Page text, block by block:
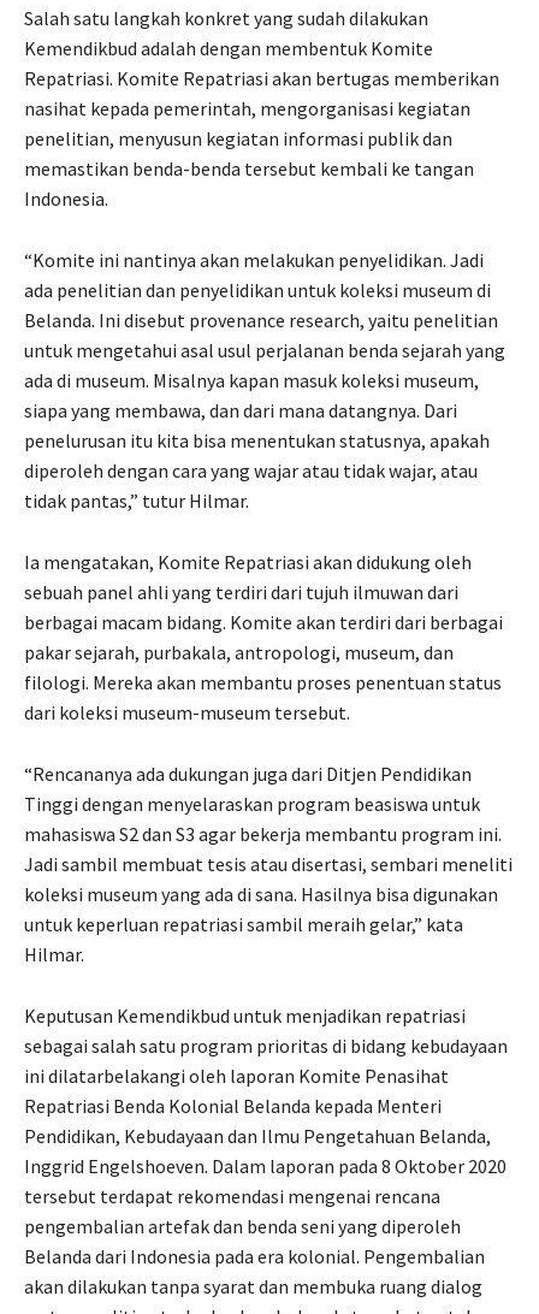
Salah satu langkah konkret yang sudah dilakukan
Kemendikbud adalah dengan membentuk Komite
Repatriasi. Komite Repatriasi akan bertugas memberikan
nasihat kepada pemerintah, mengorganisasi kegiatan
penelitian, menyusun kegiatan informasi publik dan
memastikan benda-benda tersebut kembali ke tangan
Indonesia.
“Komite ini nantinya akan melakukan penyelidikan. Jadi
ada penelitian dan penyelidikan untuk koleksi museum di
Belanda. Ini disebut provenance research, yaitu penelitian
untuk mengetahui asal usul perjalanan benda sejarah yang
ada di museum. Misalnya kapan masuk koleksi museum,
siapa yang membawa, dan dari mana datangnya. Dari
penelurusan itu kita bisa menentukan statusnya, apakah
diperoleh dengan cara yang wajar atau tidak wajar, atau
tidak pantas,” tutur Hilmar.
Ia mengatakan, Komite Repatriasi akan didukung oleh
sebuah panel ahli yang terdiri dari tujuh ilmuwan dari
berbagai macam bidang. Komite akan terdiri dari berbagai
pakar sejarah, purbakala, antropologi, museum, dan
filologi. Mereka akan membantu proses penentuan status
dari koleksi museum-museum tersebut.
“Rencananya ada dukungan juga dari Ditjen Pendidikan
Tinggi dengan menyelaraskan program beasiswa untuk
mahasiswa S2 dan S3 agar bekerja membantu program ini.
Jadi sambil membuat tesis atau disertasi, sembari meneliti
koleksi museum yang ada di sana. Hasilnya bisa digunakan
untuk keperluan repatriasi sambil meraih gelar,” kata
Hilmar.
Keputusan Kemendikbud untuk menjadikan repatriasi
sebagai salah satu program prioritas di bidang kebudayaan
ini dilatarbelakangi oleh laporan Komite Penasihat
Repatriasi Benda Kolonial Belanda kepada Menteri
Pendidikan, Kebudayaan dan Ilmu Pengetahuan Belanda,
Inggrid Engelshoeven. Dalam laporan pada 8 Oktober 2020
tersebut terdapat rekomendasi mengenai rencana
pengembalian artefak dan benda seni yang diperoleh
Belanda dari Indonesia pada era kolonial. Pengembalian
akan dilakukan tanpa syarat dan membuka ruang dialog